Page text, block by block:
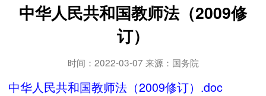
中华人民共和国教师法（2009修
订）
时间：2022-03-07 来源：国务院
中华人民共和国教师法（2009修订）.doc